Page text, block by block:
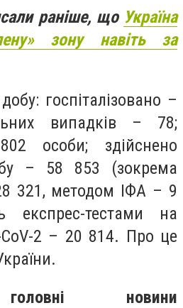
раніше, що Україна
зону навіть за
госпіталізовано –
випадків – 78;
особи; здійснено
– 58 853 (зокрема
321, методом ІФА – 9
експрес-тестами на
CoV-2 – 20 814. Про це
новини